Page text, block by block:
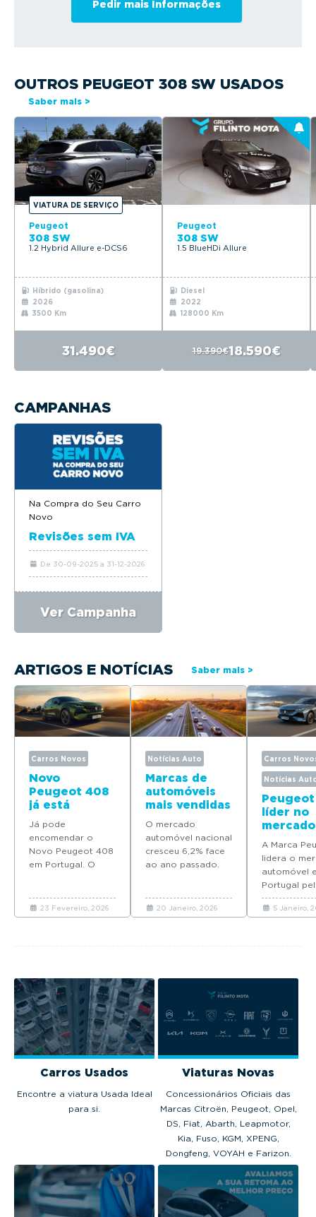
OUTROS PEUGEOT 308 SW USADOS
Saber mais >
VIATURA DE SERVIÇO
Peugeot
308 SW
1.2 Hybrid Allure e-DCS6
Híbrido (gasolina)
2026
3500 Km
31.490€
Peugeot
308 SW
1.5 BlueHDi Allure
Diesel
2022
128000 Km
19.390€18.590€
CAMPANHAS
Na Compra do Seu Carro
Novo
Revisões sem IVA
De 30-09-2025 a 31-12-2026
Ver Campanha
ARTIGOS E NOTÍCIAS Saber mais >
Carros Novos
Novo
Peugeot 408
já está
disponível
para
encomenda
em Portugal
Já pode
encomendar o
Novo Peugeot 408
em Portugal. O
com preços a
partir de 37.065
23 Fevereiro, 2026
Notícias Auto
Marcas de
automóveis
mais vendidas
em Portugal
em 2025
O mercado
automóvel nacional
cresceu 6,2% face
ao ano passado.
automóveis novos
venderam em
20 Janeiro, 2026
Carros
Notícias
líder no
mercado
quatro
modelos
Top 10
vendas
2025
A Marca
lidera o
automóvel
Portugal
ano
coloca
5 Janeiro,
Carros Usados
Encontre a viatura Usada Ideal
para si.
Viaturas Novas
Concessionários Oficiais das
Marcas Citroën, Peugeot, Opel,
DS, Fiat, Abarth, Leapmotor,
Kia, Fuso, KGM, XPENG,
Dongfeng, VOYAH e Farizon.